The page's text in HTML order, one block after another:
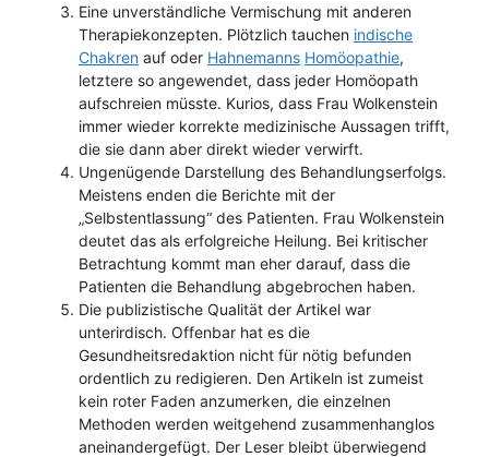
Eine unverständliche Vermischung mit anderen
Therapiekonzepten. Plötzlich tauchen indische
Chakren auf oder Hahnemanns Homöopathie,
letztere so angewendet, dass jeder Homöopath
aufschreien müsste. Kurios, dass Frau Wolkenstein
immer wieder korrekte medizinische Aussagen trifft,
die sie dann aber direkt wieder verwirft.
Ungenügende Darstellung des Behandlungserfolgs.
Meistens enden die Berichte mit der
„Selbstentlassung“ des Patienten. Frau Wolkenstein
deutet das als erfolgreiche Heilung. Bei kritischer
Betrachtung kommt man eher darauf, dass die
Patienten die Behandlung abgebrochen haben.
Die publizistische Qualität der Artikel war
unterirdisch. Offenbar hat es die
Gesundheitsredaktion nicht für nötig befunden
ordentlich zu redigieren. Den Artikeln ist zumeist
kein roter Faden anzumerken, die einzelnen
Methoden werden weitgehend zusammenhanglos
aneinandergefügt. Der Leser bleibt überwiegend